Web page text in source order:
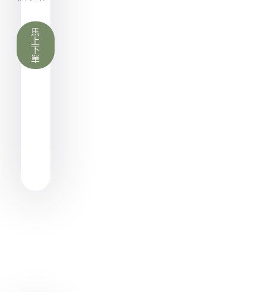
馬
上
下
單